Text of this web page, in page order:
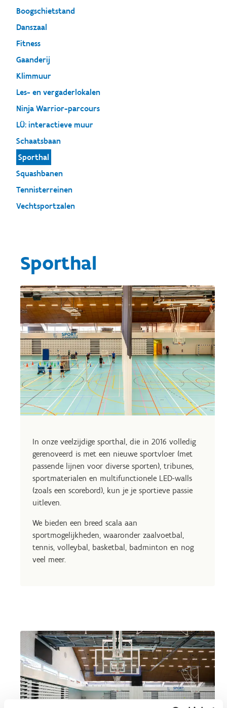
Boogschietstand
Danszaal
Fitness
Gaanderij
Klimmuur
Les- en vergaderlokalen
Ninja Warrior-parcours
LÜ: interactieve muur
Schaatsbaan
Sporthal
Squashbanen
Tennisterreinen
Vechtsportzalen
Sporthal
In onze veelzijdige sporthal, die in 2016 volledig
gerenoveerd is met een nieuwe sportvloer (met
passende lijnen voor diverse sporten), tribunes,
sportmaterialen en multifunctionele LED-walls
(zoals een scorebord), kun je je sportieve passie
uitleven.
We bieden een breed scala aan
sportmogelijkheden, waaronder zaalvoetbal,
tennis, volleybal, basketbal, badminton en nog
veel meer.